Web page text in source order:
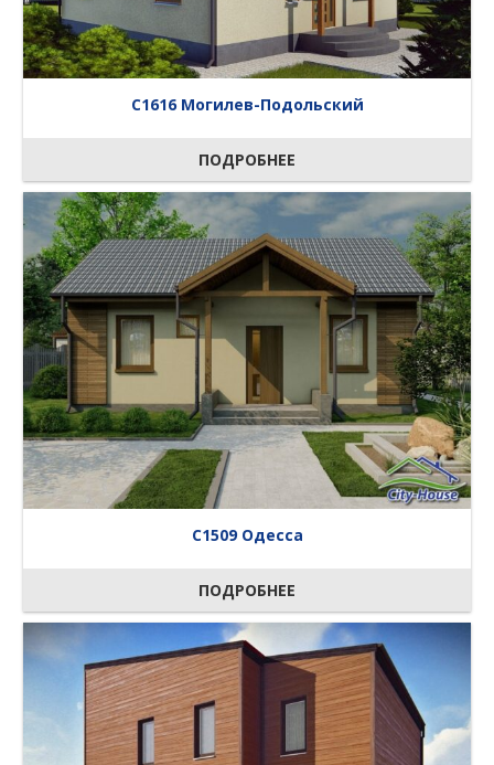
C1616 Могилев-Подольский
ПОДРОБНЕЕ
C1509 Одесса
ПОДРОБНЕЕ